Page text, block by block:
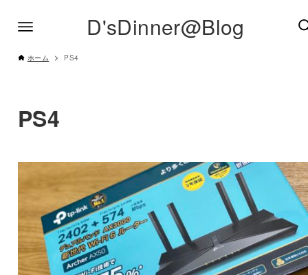
D'sDinner@Blog
ホーム PS4
PS4